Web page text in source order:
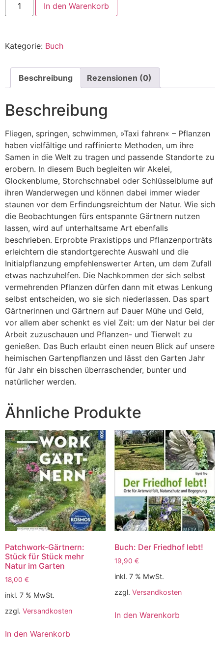
In den Warenkorb
Kategorie: Buch
Beschreibung Rezensionen (0)
Beschreibung
Fliegen, springen, schwimmen, »Taxi fahren« – Pflanzen
haben vielfältige und raffinierte Methoden, um ihre
Samen in die Welt zu tragen und passende Standorte zu
erobern. In diesem Buch begleiten wir Akelei,
Glockenblume, Storchschnabel oder Schlüsselblume auf
ihren Wanderwegen und können dabei immer wieder
staunen vor dem Erfindungsreichtum der Natur. Wie sich
die Beobachtungen fürs entspannte Gärtnern nutzen
lassen, wird auf unterhaltsame Art ebenfalls
beschrieben. Erprobte Praxistipps und Pflanzenporträts
erleichtern die standortgerechte Auswahl und die
Initialpflanzung empfehlenswerter Arten, um dem Zufall
etwas nachzuhelfen. Die Nachkommen der sich selbst
vermehrenden Pflanzen dürfen dann mit etwas Lenkung
selbst entscheiden, wo sie sich niederlassen. Das spart
Gärtnerinnen und Gärtnern auf Dauer Mühe und Geld,
vor allem aber schenkt es viel Zeit: um der Natur bei der
Arbeit zuzuschauen und Pflanzen- und Tierwelt zu
genießen. Das Buch erlaubt einen neuen Blick auf unsere
heimischen Gartenpflanzen und lässt den Garten Jahr
für Jahr ein bisschen überraschender, bunter und
natürlicher werden.
Ähnliche Produkte
Patchwork-Gärtnern:
Stück für Stück mehr
Natur im Garten
18,00 €
inkl. 7 % MwSt.
zzgl. Versandkosten
In den Warenkorb
Buch: Der Friedhof lebt!
19,90 €
inkl. 7 % MwSt.
zzgl. Versandkosten
In den Warenkorb